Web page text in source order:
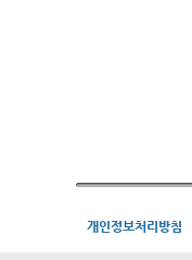
개인정보처리방침